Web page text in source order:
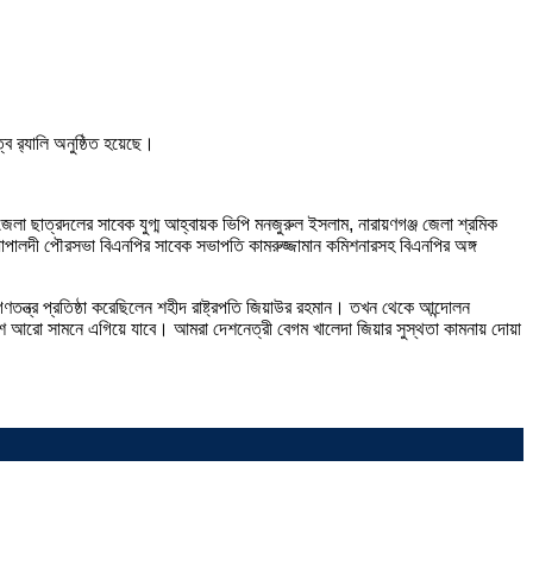
র‍্যালি অনুষ্ঠিত হয়েছে।
ছাত্রদলের সাবেক যুগ্ম আহ্বায়ক ভিপি মনজুরুল ইসলাম, নারায়ণগঞ্জ জেলা শ্রমিক
পৌরসভা বিএনপির সাবেক সভাপতি কামরুজ্জামান কমিশনারসহ বিএনপির অঙ্গ
প্রতিষ্ঠা করেছিলেন শহীদ রাষ্ট্রপতি জিয়াউর রহমান। তখন থেকে আন্দোলন
সামনে এগিয়ে যাবে। আমরা দেশনেত্রী বেগম খালেদা জিয়ার সুস্থতা কামনায় দোয়া